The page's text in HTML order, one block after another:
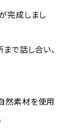
完成しまし
で話し合い、
然素材を使用